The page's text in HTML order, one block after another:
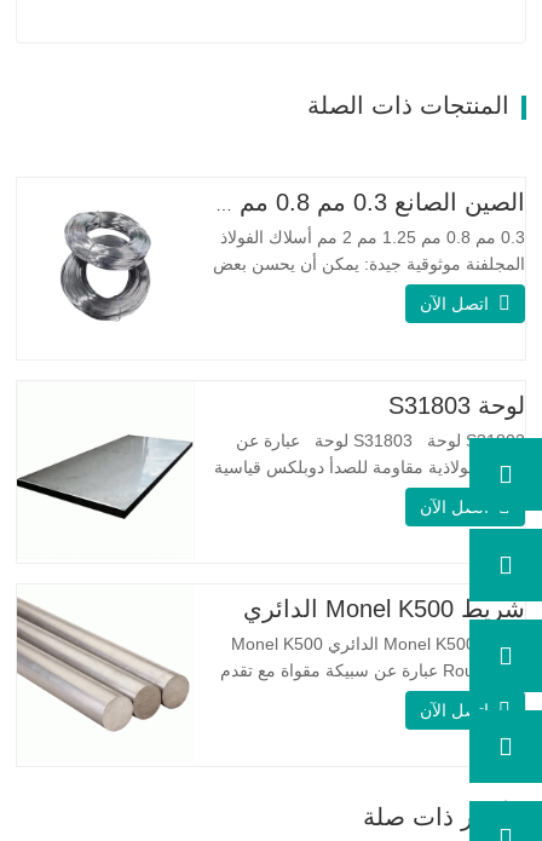
المنتجات ذات الصلة
0.3 مم 0.8 مم 1.25 مم 2 مم أسلاك الفولاذ
المجلفنة موثوقية جيدة: يمكن أن يحسن بعض
العقد والنتوءات والصدأ على الأسلاك الفولاذية
مرونة جيدة: صلابة الفولاذ المجلفن جيدة جدًا،
اتصل الآن
لوحة S31803
S31803 لوحة S31803 لوحة عبارة عن
سبيكة فولاذية مقاومة للصدأ دوبلكس قياسية
على الوجهين. لديها بنية مجهرية من
الميكانيكي الموثوق به ، والليونة ، وخصائص
اتصل الآن
شريط Monel K500 الدائري
شريط Monel K500 الدائري Monel K500
Round Bar عبارة عن سبيكة مقواة مع تقدم
العمر ، ويتكون تركيبتها الأساسية من عناصر
مثل النيكل والنحاس. الذي يجمع بين مقاومة
خصائص مقاومة ممتازة للتآكل. هذه الخصائص
تشبه Monel 400.…
اتصل الآن
أخبار ذات صلة